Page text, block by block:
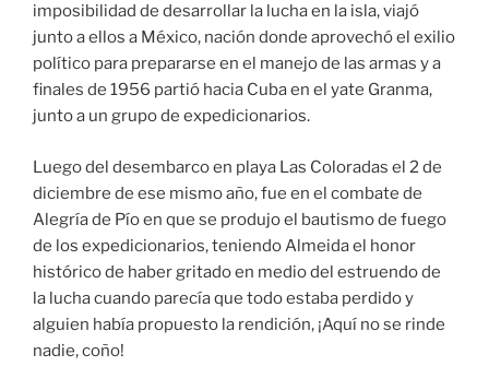
imposibilidad de desarrollar la lucha en la isla, viajó
junto a ellos a México, nación donde aprovechó el exilio
político para prepararse en el manejo de las armas y a
finales de 1956 partió hacia Cuba en el yate Granma,
junto a un grupo de expedicionarios.
Luego del desembarco en playa Las Coloradas el 2 de
diciembre de ese mismo año, fue en el combate de
Alegría de Pío en que se produjo el bautismo de fuego
de los expedicionarios, teniendo Almeida el honor
histórico de haber gritado en medio del estruendo de
la lucha cuando parecía que todo estaba perdido y
alguien había propuesto la rendición, ¡Aquí no se rinde
nadie, coño!